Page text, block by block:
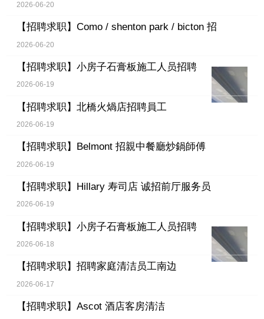
2026-06-20
【招聘求职】 Como / shenton park / bicton 招
2026-06-20
【招聘求职】 小房子石膏板施工人员招聘
2026-06-19
【招聘求职】 北橋火煱店招聘員工
2026-06-19
【招聘求职】 Belmont 招親中餐廳炒鍋師傅
2026-06-19
【招聘求职】 Hillary 寿司店 诚招前厅服务员
2026-06-19
【招聘求职】 小房子石膏板施工人员招聘
2026-06-18
【招聘求职】 招聘家庭清洁员工南边
2026-06-17
【招聘求职】 Ascot 酒店客房清洁